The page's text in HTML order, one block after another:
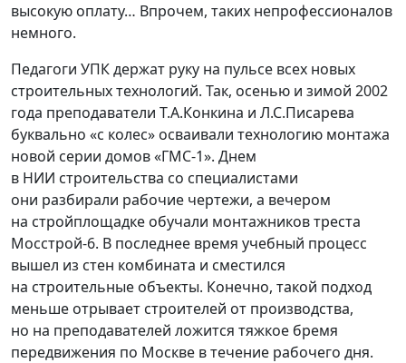
высокую оплату… Впрочем, таких непрофессионалов
немного.
Педагоги УПК держат руку на пульсе всех новых
строительных технологий. Так, осенью и зимой 2002
года преподаватели Т.А.Конкина и Л.С.Писарева
буквально «с колес» осваивали технологию монтажа
новой серии домов«ГМС-1». Днем
в НИИ строительства со специалистами
они разбирали рабочие чертежи, а вечером
на стройплощадке обучали монтажников треста
Мосстрой-6. В последнее время учебный процесс
вышел из стен комбината и сместился
на строительные объекты. Конечно, такой подход
меньше отрывает строителей от производства,
но на преподавателей ложится тяжкое бремя
передвижения по Москве в течение рабочего дня.